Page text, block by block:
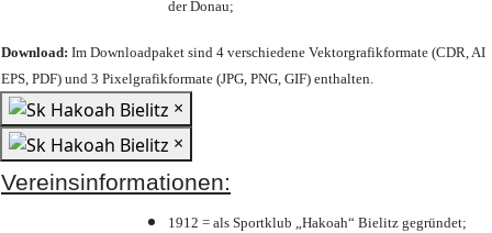
der Donau;
Download: Im Downloadpaket sind 4 verschiedene Vektorgrafikformate (CDR, AI
EPS, PDF) und 3 Pixelgrafikformate (JPG, PNG, GIF) enthalten.
×
×
Vereinsinformationen:
1912 = als Sportklub „Hakoah“ Bielitz gegründet;